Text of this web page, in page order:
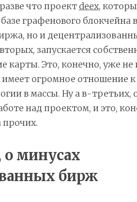
что проект deex,
графенового блокчейна
но и
запускается
карты. Это, конечно, уже
огромное отношение к
в массы. Ну а в-третьих,
над проектом, и это,
прочих.
о минусах
бирж